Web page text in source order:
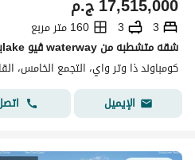
3
3
160 متر مربع
كومباوند ذا وتر واي، التجمع الخامس،
الإيميل